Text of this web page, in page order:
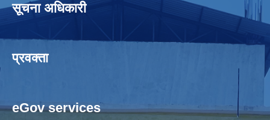
सूचना अधिकारी
प्रवक्ता
eGov services